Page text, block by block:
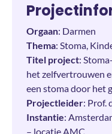
Orgaan: Darmen
Thema: Stoma,
Titel project:
het zelfvertrouwen
een stoma door het
Projectleider: Prof.
Instantie:
– locatie AMC